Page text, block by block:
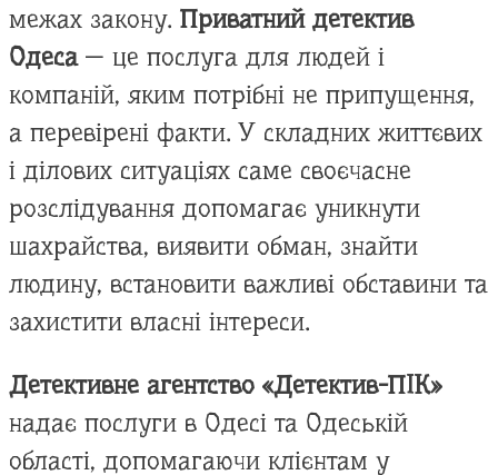
межах закону. Приватний детектив
Одеса— це послуга для людей і
компаній, яким потрібні не припущення,
а перевірені факти. У складних життєвих
і ділових ситуаціях саме своєчасне
розслідування допомагає уникнути
шахрайства, виявити обман, знайти
людину, встановити важливі обставини та
захистити власні інтереси.
Детективне агентство «Детектив-ПІК»
надає послуги в Одесі та Одеській
області, допомагаючи клієнтам у